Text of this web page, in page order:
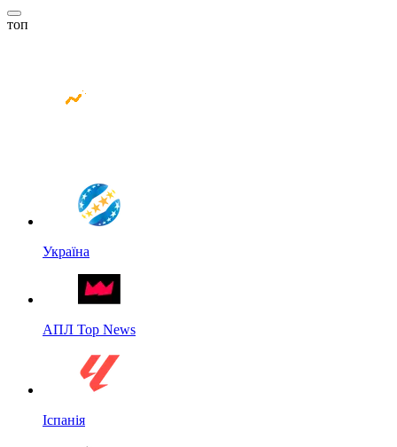
топ
Україна
АПЛ Top News
Іспанія